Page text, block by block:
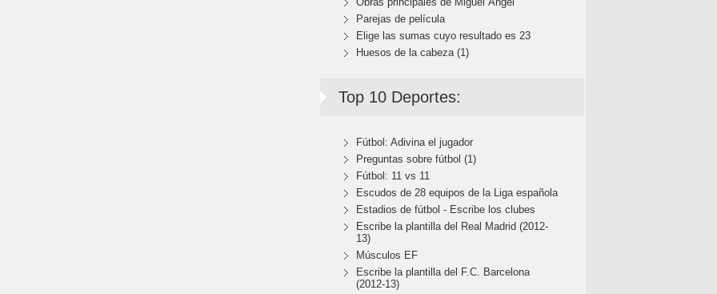
Parejas de película
Elige las sumas cuyo resultado es 23
Huesos de la cabeza (1)
Top 10 Deportes:
Fútbol: Adivina el jugador
Preguntas sobre fútbol (1)
Fútbol: 11 vs 11
Escudos de 28 equipos de la Liga española
Estadios de fútbol - Escribe los clubes
Escribe la plantilla del Real Madrid (2012-
13)
Músculos EF
Escribe la plantilla del F.C. Barcelona
(2012-13)